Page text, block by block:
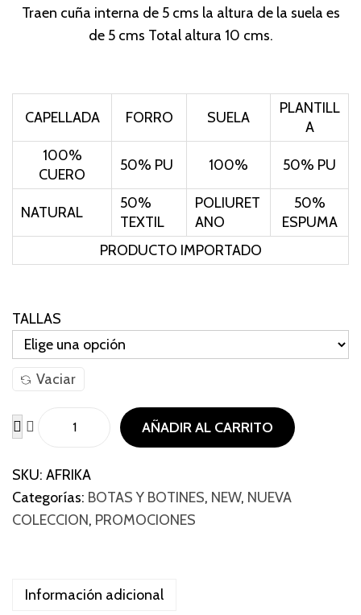
Traen cuña interna de 5 cms la altura de la suela es
de 5 cms Total altura 10 cms.
CAPELLADA FORRO SUELA
PLANTILL
A
100%
CUERO
50% PU 100% 50% PU
NATURAL
50%
TEXTIL
POLIURET
ANO
50%
ESPUMA
PRODUCTO IMPORTADO
TALLAS
Vaciar
AÑADIR AL CARRITO
SKU: AFRIKA
Categorías: BOTAS Y BOTINES, NEW, NUEVA
COLECCION, PROMOCIONES
Información adicional